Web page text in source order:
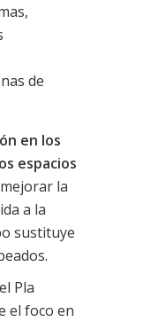
de
en los
espacios
la
a la
sustituye
Pla
el foco en